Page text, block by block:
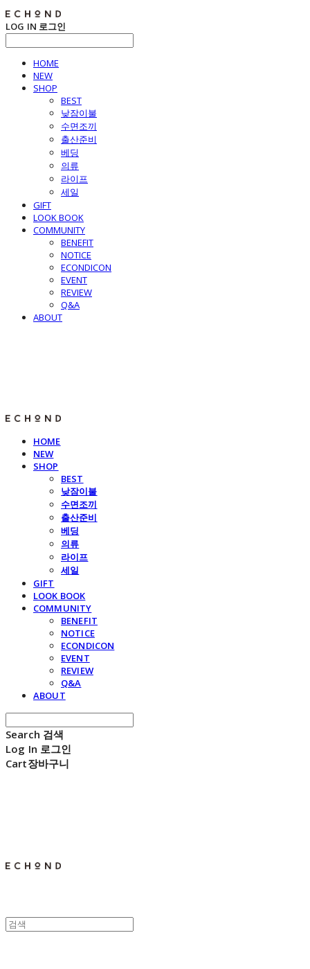
LOG IN 로그인
HOME
NEW
SHOP
BEST
낮잠이불
수면조끼
출산준비
베딩
의류
라이프
세일
GIFT
LOOK BOOK
COMMUNITY
BENEFIT
NOTICE
ECONDICON
EVENT
REVIEW
Q&A
ABOUT
HOME
NEW
SHOP
BEST
낮잠이불
수면조끼
출산준비
베딩
의류
라이프
세일
GIFT
LOOK BOOK
COMMUNITY
BENEFIT
NOTICE
ECONDICON
EVENT
REVIEW
Q&A
ABOUT
Search 검색
Log In 로그인
Cart장바구니